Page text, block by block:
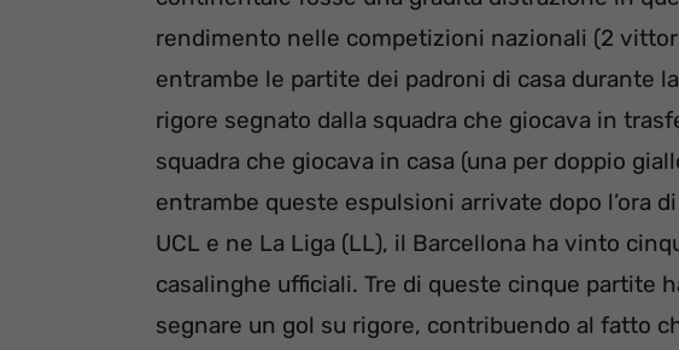
rendimento nelle competizioni nazionali (2
entrambe le partite dei padroni di casa durante
rigore segnato dalla squadra che giocava in
squadra che giocava in casa (una per doppio
entrambe queste espulsioni arrivate dopo l’ora
UCL e ne La Liga (LL), il Barcellona ha vinto
casalinghe ufficiali. Tre di queste cinque partite
segnare un gol su rigore, contribuendo al fatto